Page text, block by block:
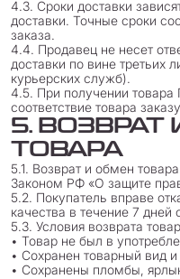
4.3. Сроки доставки
доставки. Точные сроки
заказа.
4.4. Продавец не несет
доставки по вине третьих
курьерских служб).
4.5. При получении товара
соответствие товара
5. ВОЗВРАТ
ТОВАРА
5.1. Возврат и обмен
Законом РФ «О защите
5.2. Покупатель вправе
качества в течение 7
5.3. Условия возврата
• Товар не был в
• Сохранен товарный вид
• Сохранены пломбы,